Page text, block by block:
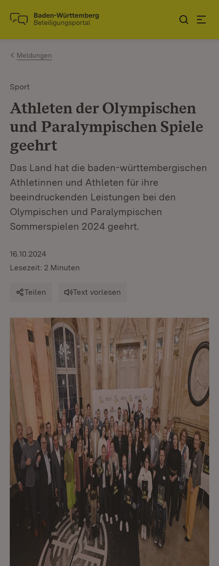
Zum Inhalt springen
Link zur Startseite
Meldungen
Sport
Athleten der Olympischen
und Paralympischen Spiele
geehrt
Das Land hat die baden-württembergischen
Athletinnen und Athleten für ihre
beeindruckenden Leistungen bei den
Olympischen und Paralympischen
Sommerspielen 2024 geehrt.
16.10.2024
Lesezeit: 2 Minuten
Teilen Text vorlesen